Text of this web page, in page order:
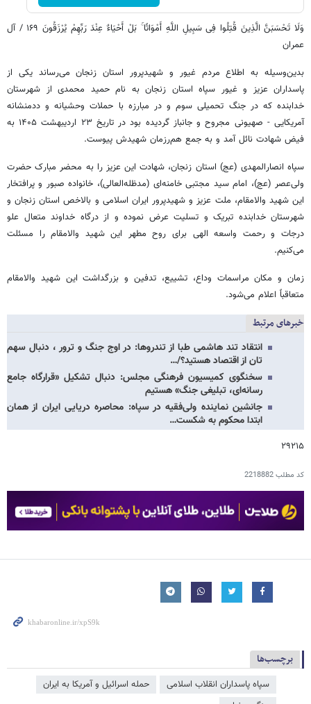
وَلَا تَحْسَبَنَّ الَّذِینَ قُتِلُوا فِی سَبِیلِ اللَّهِ أَمْوَاتًا ۚ بَلْ أَحْیَاءٌ عِنْدَ رَبِّهِمْ یُرْزَقُونَ ۱۶۹ / آل
عمران
بدین‌وسیله به اطلاع مردم غیور و شهیدپرور استان زنجان می‌رساند یکی از
پاسداران عزیز و غیور سپاه استان زنجان به نام حمید محمدی از شهرستان
خدابنده که در جنگ تحمیلی سوم و در مبارزه با حملات وحشیانه و ددمنشانه
آمریکایی - صهیونی مجروح و جانباز گردیده بود در تاریخ ۲۳ اردیبهشت ۱۴۰۵ به
فیض شهادت نائل آمد و به جمع هم‌رزمان شهیدش پیوست.
سپاه انصارالمهدی (عج) استان زنجان، شهادت این عزیز را به محضر مبارک حضرت
ولی‌عصر (عج)، امام سید مجتبی خامنه‌ای (مدظله‌العالی)، خانواده‌ صبور و پرافتخار
این شهید والامقام، ملت عزیز و شهیدپرور ایران اسلامی و بالاخص استان زنجان و
شهرستان خدابنده تبریک و تسلیت عرض نموده و از درگاه خداوند متعال علو
درجات و رحمت واسعه الهی برای روح مطهر این شهید والامقام را مسئلت
می‌کنیم.
زمان و مکان مراسمات وداع، تشییع، تدفین و بزرگداشت این شهید والامقام
متعاقباً اعلام می‌شود.
خبرهای مرتبط
انتقاد تند هاشمی طبا از تندروها: در اوج جنگ و ترور ، دنبال سهم
تان از اقتصاد هستید؟/…
سخنگوی کمیسیون فرهنگی مجلس: دنبال تشکیل «قرارگاه جامع
رسانه‌ای، تبلیغی جنگ» هستیم
جانشین نماینده ولی‌فقیه در سپاه: محاصره دریایی ایران از همان
ابتدا محکوم به شکست…
۲۹۲۱۵
کد مطلب2218882
برچسب‌ها
سپاه پاسداران انقلاب اسلامی
حمله اسرائیل و آمریکا به ایران